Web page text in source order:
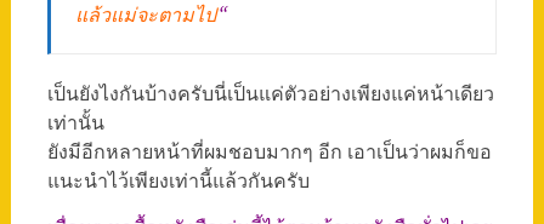
แล้วแม่จะตามไป“
เป็นยังไงกันบ้างครับนี่เป็นแค่ตัวอย่างเพียงแค่หน้าเดียว
เท่านั้น
ยังมีอีกหลายหน้าที่ผมชอบมากๆ อีก เอาเป็นว่าผมก็ขอ
แนะนำไว้เพียงเท่านี้แล้วกันครับ